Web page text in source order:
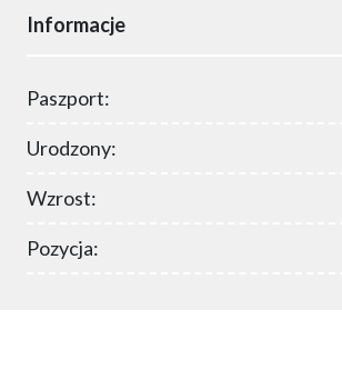
Informacje
Paszport:
Urodzony:
Wzrost:
Pozycja: